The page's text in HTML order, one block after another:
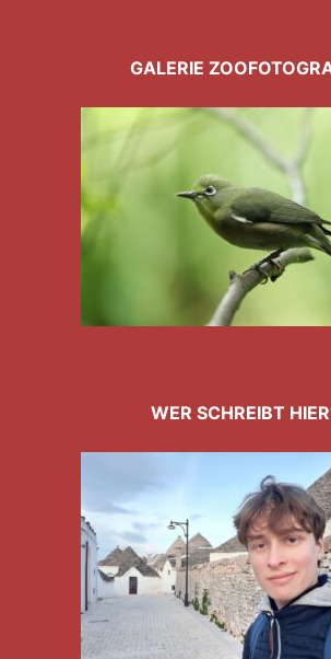
GALERIE
WER SCHREIBT